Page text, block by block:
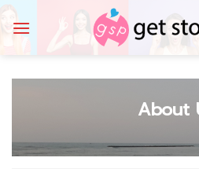
Skip
About